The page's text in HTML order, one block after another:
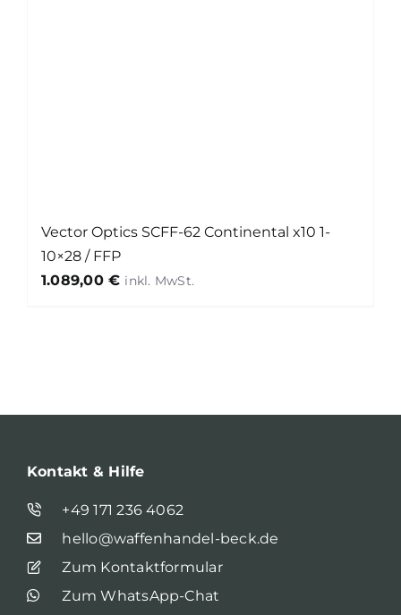
Vector Optics SCFF-62 Continental x10 1-
10×28 / FFP
1.089,00€
Kontakt & Hilfe
+49 171 236 4062
hello@waffenhandel-beck.de
Zum Kontaktformular
Zum WhatsApp-Chat